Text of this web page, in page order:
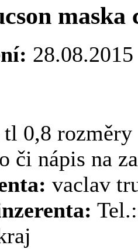
maska
tl 0,8
či nápis na
vaclav